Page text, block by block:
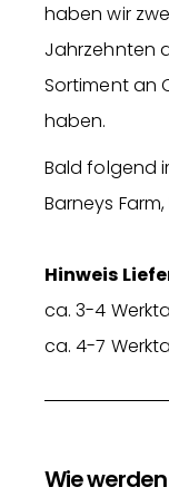
haben wir
Jahrzehnten
Sortiment an
haben.
Bald folgend
Barneys
Hinweis
ca. 3-4
ca. 4-7
Wie